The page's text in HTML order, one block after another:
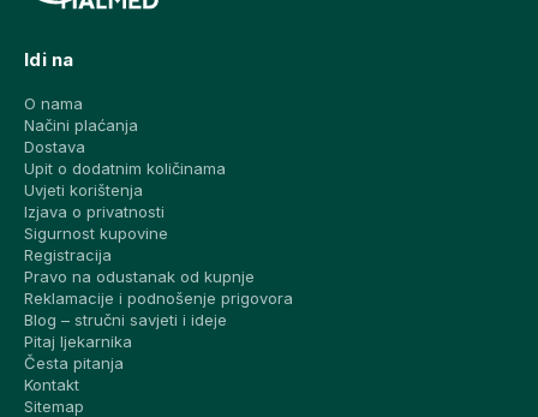
Idi na
O nama
Načini plaćanja
Dostava
Upit o dodatnim količinama
Uvjeti korištenja
Izjava o privatnosti
Sigurnost kupovine
Registracija
Pravo na odustanak od kupnje
Reklamacije i podnošenje prigovora
Blog – stručni savjeti i ideje
Pitaj ljekarnika
Česta pitanja
Kontakt
Sitemap